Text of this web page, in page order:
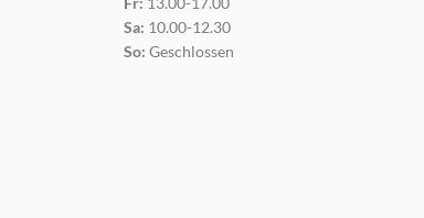
Sa: 10.00-12.30
So: Geschlossen